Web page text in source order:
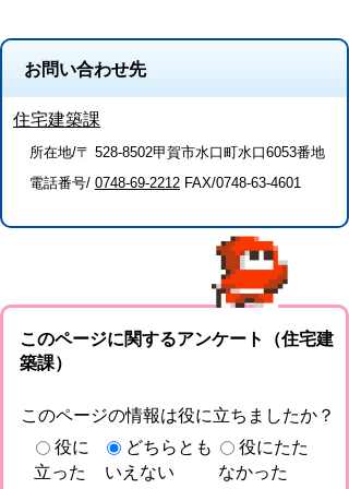
お問い合わせ先
住宅建築課
所在地/〒 528-8502甲賀市水口町水口6053番地
電話番号/ 0748-69-2212 FAX/0748-63-4601
このページに関するアンケート（住宅建
築課）
このページの情報は役に立ちましたか？
役に
立った
どちらとも
いえない
役にたた
なかった